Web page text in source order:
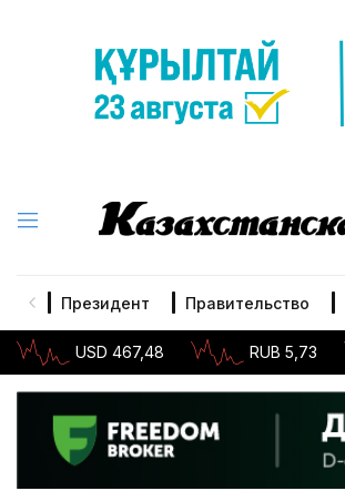
Президент Правительство
USD 467,48 RUB 5,73